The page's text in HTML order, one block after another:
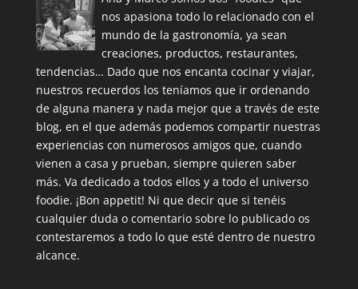
nos apasiona todo lo relacionado con el
mundo de la gastronomía, ya sean
creaciones, productos, restaurantes,
tendencias… Dado que nos encanta cocinar y viajar,
nuestros recuerdos los teníamos que ir ordenando
de alguna manera y nada mejor que a través de este
blog, en el que además podemos compartir nuestras
experiencias con numerosos amigos que, cuando
vienen a casa y prueban, siempre quieren saber
más. Va dedicado a todos ellos y a todo el universo
foodie. ¡Bon appetit! Ni que decir que si tenéis
cualquier duda o comentario sobre lo publicado os
contestaremos a todo lo que esté dentro de nuestro
alcance.